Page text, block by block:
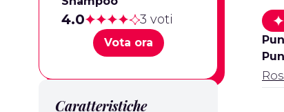
4.0 3 voti
Vota ora
Caratteristiche